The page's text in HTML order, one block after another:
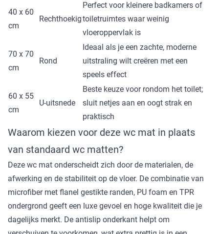
40 x 60
cm
Rechthoekig
Perfect voor kleinere badkamers of
toiletruimtes waar weinig
vloeroppervlak is
70 x 70
cm
Rond
Ideaal als je een zachte, moderne
uitstraling wilt creëren met een
speels effect
60 x 55
cm
U-uitsnede
Beste keuze voor rondom het toilet;
sluit netjes aan en oogt strak en
praktisch
Waarom kiezen voor deze wc mat in plaats
van standaard wc matten?
Deze wc mat onderscheidt zich door de materialen, de
afwerking en de stabiliteit op de vloer. De combinatie van
microfiber met flanel gestikte randen, PU foam en TPR
ondergrond geeft een luxe gevoel en hoge kwaliteit die je
dagelijks merkt. De antislip onderkant helpt om